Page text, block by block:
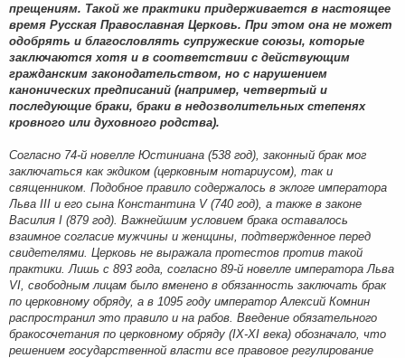
прещениям. Такой же практики придерживается в настоящее
время Русская Православная Церковь. При этом она не может
одобрять и благословлять супружеские союзы, которые
заключаются хотя и в соответствии с действующим
гражданским законодательством, но с нарушением
канонических предписаний (например, четвертый и
последующие браки, браки в недозволительных степенях
кровного или духовного родства).
Согласно 74-й новелле Юстиниана (538 год), законный брак мог
заключаться как экдиком (церковным нотариусом), так и
священником. Подобное правило содержалось в эклоге императора
Льва III и его сына Константина V (740 год), а также в законе
Василия I (879 год). Важнейшим условием брака оставалось
взаимное согласие мужчины и женщины, подтвержденное перед
свидетелями. Церковь не выражала протестов против такой
практики. Лишь с 893 года, согласно 89-й новелле императора Льва
VI, свободным лицам было вменено в обязанность заключать брак
по церковному обряду, а в 1095 году император Алексий Комнин
распространил это правило и на рабов. Введение обязательного
бракосочетания по церковному обряду (IX-XI века) обозначало, что
решением государственной власти все правовое регулирование